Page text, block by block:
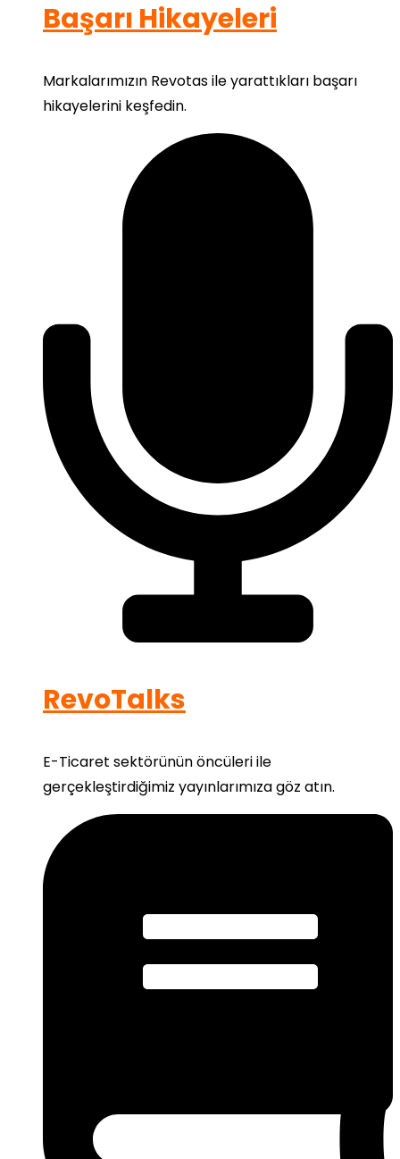
Başarı Hikayeleri
Markalarımızın Revotas ile yarattıkları başarı
hikayelerini keşfedin.
RevoTalks
E-Ticaret sektörünün öncüleri ile
gerçekleştirdiğimiz yayınlarımıza göz atın.